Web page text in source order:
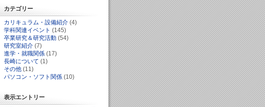
カテゴリー
カリキュラム・設備紹介 (4)
学科関連イベント (145)
卒業研究＆研究活動 (54)
研究室紹介 (7)
進学・就職関係 (17)
長崎について (1)
その他 (11)
パソコン・ソフト関係 (10)
表示エントリー